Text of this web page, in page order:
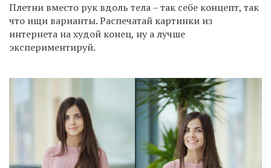
Плетни вместо рук вдоль тела – так себе концепт, так
что ищи варианты. Распечатай картинки из
интернета на худой конец, ну а лучше
экспериментируй.